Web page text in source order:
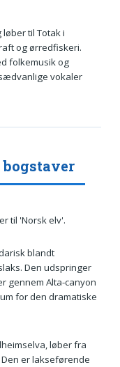
til Totak i
og ørredfiskeri.
folkemusik og
vokaler
til 'Norsk elv'.
blandt
Den udspringer
gennem Alta-canyon
for den dramatiske
løber fra
er lakseførende